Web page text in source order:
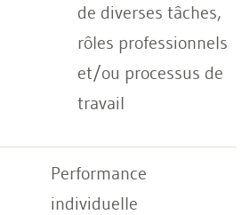
de diverses tâches,
rôles professionnels
et/ou processus de
travail
Performance
individuelle